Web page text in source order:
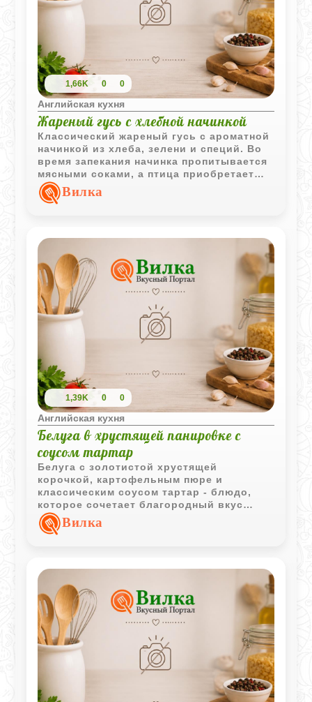
1,66K 0 0
Английская кухня
Жареный гусь с хлебной начинкой
Классический жареный гусь с ароматной
начинкой из хлеба, зелени и специй. Во
время запекания начинка пропитывается
мясными соками, а птица приобретает
аппетитную румяную корочку.
Вилка
1,39K 0 0
Английская кухня
Белуга в хрустящей панировке с
соусом тартар
Белуга с золотистой хрустящей
корочкой, картофельным пюре и
классическим соусом тартар - блюдо,
которое сочетает благородный вкус
рыбы и простую, проверенную временем
подачу.Вилка